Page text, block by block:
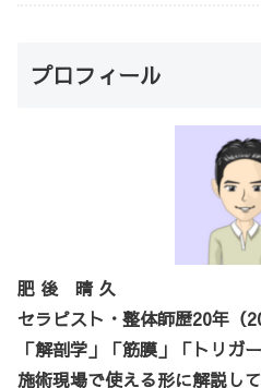
プロフィール
肥 後 晴 久
セラピスト・整体師歴20年（
「解剖学」「筋膜」「トリガ
施術現場で使える形に解説し